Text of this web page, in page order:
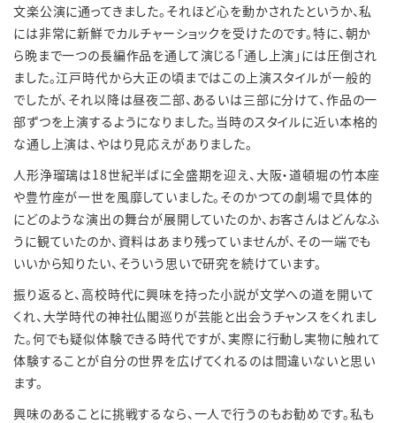
文楽公演に通ってきました。それほど心を動かされたというか、私
には非常に新鮮でカルチャーショックを受けたのです。特に、朝か
ら晩まで一つの長編作品を通して演じる「通し上演」には圧倒され
ました。江戸時代から大正の頃まではこの上演スタイルが一般的
でしたが、それ以降は昼夜二部、あるいは三部に分けて、作品の一
部ずつを上演するようになりました。当時のスタイルに近い本格的
な通し上演は、やはり見応えがありました。
人形浄瑠璃は18世紀半ばに全盛期を迎え、大阪・道頓堀の竹本座
や豊竹座が一世を風靡していました。そのかつての劇場で具体的
にどのような演出の舞台が展開していたのか、お客さんはどんなふ
うに観ていたのか、資料はあまり残っていませんが、その一端でも
いいから知りたい、そういう思いで研究を続けています。
振り返ると、高校時代に興味を持った小説が文学への道を開いて
くれ、大学時代の神社仏閣巡りが芸能と出会うチャンスをくれまし
た。何でも疑似体験できる時代ですが、実際に行動し実物に触れて
体験することが自分の世界を広げてくれるのは間違いないと思い
ます。
興味のあることに挑戦するなら、一人で行うのもお勧めです。私も